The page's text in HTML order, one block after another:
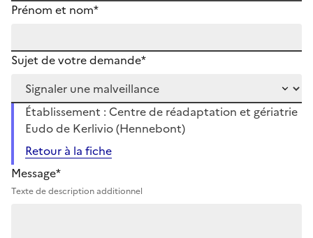
Prénom et nom*
Sujet de votre demande*
Établissement : Centre de réadaptation et gériatrie
Eudo de Kerlivio (Hennebont)
Retour à la fiche
Message*
Texte de description additionnel